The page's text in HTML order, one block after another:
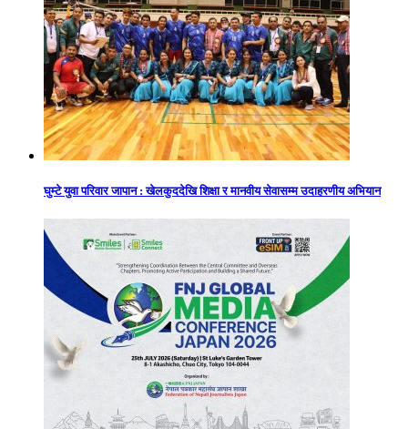
घुम्टे युवा परिवार जापान : खेलकुददेखि शिक्षा र मानवीय सेवासम्म उदाहरणीय अभियान